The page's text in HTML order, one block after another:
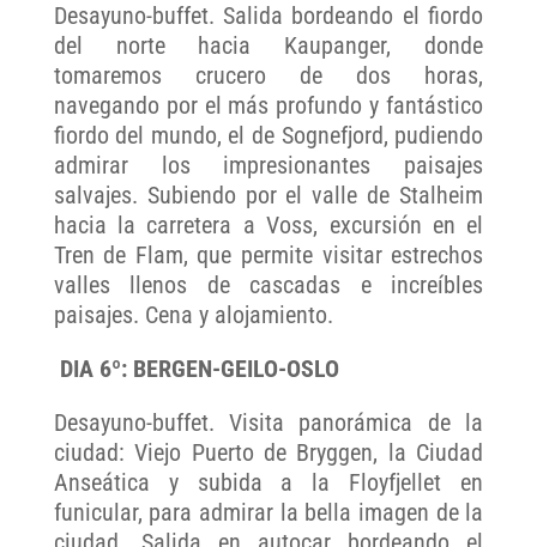
Desayuno-buffet. Salida bordeando el fiordo
del norte hacia Kaupanger, donde
tomaremos crucero de dos horas,
navegando por el más profundo y fantástico
fiordo del mundo, el de Sognefjord, pudiendo
admirar los impresionantes paisajes
salvajes. Subiendo por el valle de Stalheim
hacia la carretera a Voss, excursión en el
Tren de Flam, que permite visitar estrechos
valles llenos de cascadas e increíbles
paisajes. Cena y alojamiento.
DIA 6º: BERGEN-GEILO-OSLO
Desayuno-buffet. Visita panorámica de la
ciudad: Viejo Puerto de Bryggen, la Ciudad
Anseática y subida a la Floyfjellet en
funicular, para admirar la bella imagen de la